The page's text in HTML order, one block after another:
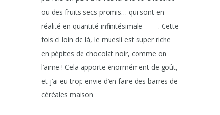
ou des fruits secs promis… qui sont en
réalité en quantité infinitésimale
. Cette
fois ci loin de là, le muesli est super riche
en pépites de chocolat noir, comme on
l’aime ! Cela apporte énormément de goût,
et j’ai eu trop envie d’en faire des barres de
céréales maison